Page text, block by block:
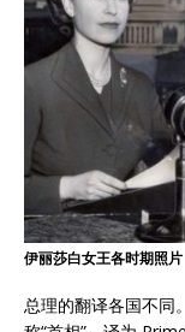
伊丽莎白女王各时期照片
总理的翻译各国不同